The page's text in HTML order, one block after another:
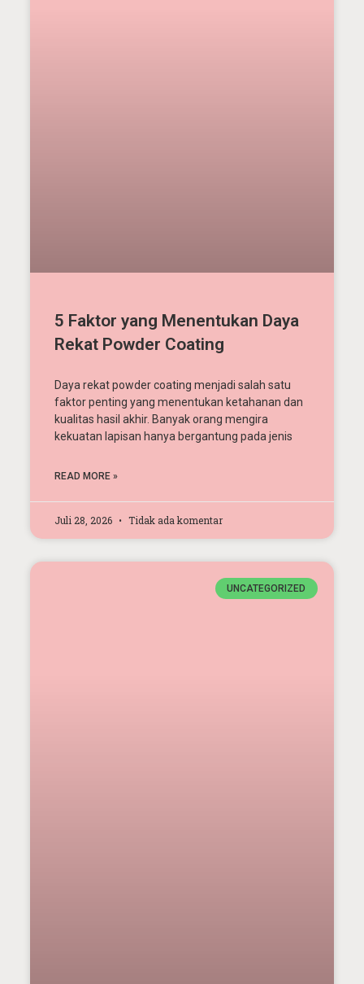
5 Faktor yang Menentukan Daya
Rekat Powder Coating
Daya rekat powder coating menjadi salah satu
faktor penting yang menentukan ketahanan dan
kualitas hasil akhir. Banyak orang mengira
kekuatan lapisan hanya bergantung pada jenis
READ MORE »
Juli 28, 2026 Tidak ada komentar
UNCATEGORIZED